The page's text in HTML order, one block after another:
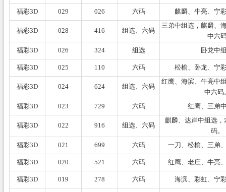
福彩3D 029 026 六码 麒麟、牛亮、宁
福彩3D 028 416 组选、六码
三弟中组选，麒麟、
中六
福彩3D
026 324 组选 卧龙中
福彩3D 025 110 六码 松榆、卧龙、宁
福彩3D 024 624 组选、六码
红鹰、海滨、牛亮中
中六码
福彩3D
023 729 六码 红鹰、三弟
福彩3D 022 916 组选、六码
麒麟、达岸中组选
码。
福彩3D
021 699 六码 一刀、松榆、三弟
福彩3D 020 521 六码 红鹰、老庄、牛亮
福彩3D 019 278 六码 海滨、彩虹、宁